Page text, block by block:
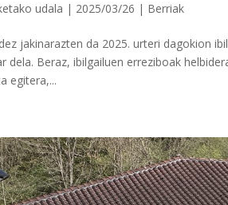
udala | 2025/03/26 | Berriak
jakinarazten da 2025. urteri dagokion
dela. Beraz, ibilgailuen erreziboak
egitera,...